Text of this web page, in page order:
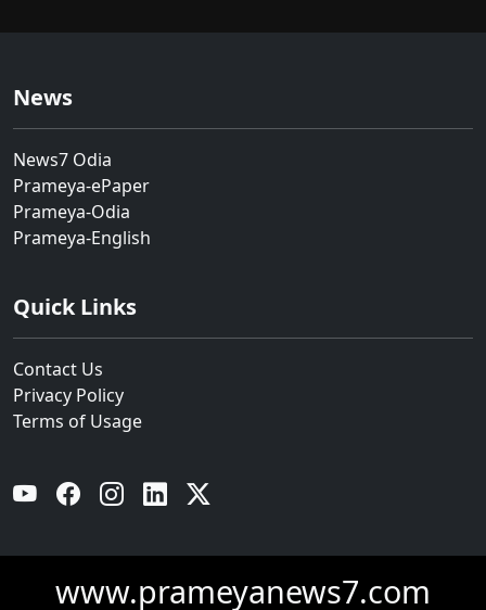
News
News7 Odia
Prameya-ePaper
Prameya-Odia
Prameya-English
Quick Links
Contact Us
Privacy Policy
Terms of Usage
YouTube Facebook Instagram Linkedin
www.prameyanews7.com